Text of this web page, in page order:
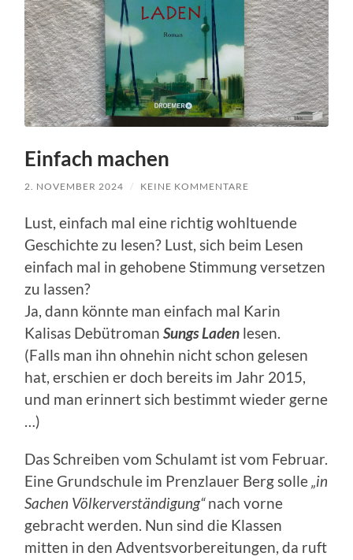
Einfach machen
2. NOVEMBER 2024 / KEINE KOMMENTARE
Lust, einfach mal eine richtig wohltuende
Geschichte zu lesen? Lust, sich beim Lesen
einfach mal in gehobene Stimmung versetzen
zu lassen?
Ja, dann könnte man einfach mal Karin
Kalisas DebütromanSungs Laden lesen.
(Falls man ihn ohnehin nicht schon gelesen
hat, erschien er doch bereits im Jahr 2015,
und man erinnert sich bestimmt wieder gerne
…)
Das Schreiben vom Schulamt ist vom Februar.
Eine Grundschule im Prenzlauer Berg solle„in
Sachen Völkerverständigung“nach vorne
gebracht werden. Nun sind die Klassen
mitten in den Adventsvorbereitungen, da ruft